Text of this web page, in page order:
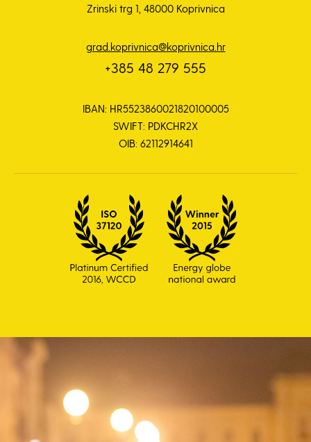
Zrinski trg 1, 48000 Koprivnica
grad.koprivnica@koprivnica.hr
+385 48 279 555
IBAN: HR5523860021820100005
SWIFT: PDKCHR2X
OIB: 62112914641